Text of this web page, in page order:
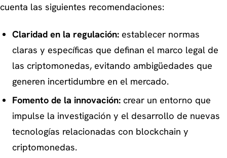
cuenta las siguientes recomendaciones:
Claridad en la regulación:establecer normas
claras y específicas que definan el marco legal de
las criptomonedas, evitando ambigüedades que
generen incertidumbre en el mercado.
Fomento de la innovación:crear un entorno que
impulse la investigación y el desarrollo de nuevas
tecnologías relacionadas con blockchain y
criptomonedas.